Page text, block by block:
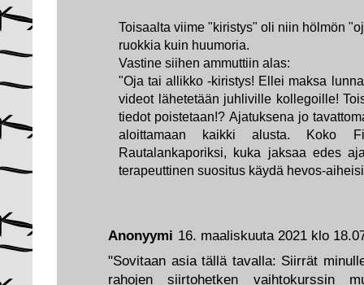
Anonyymi 16. maaliskuuta 2021 klo
"Sovitaan asia tällä tavalla: Siirrät
rahojen siirtohetken vaihtokurssin
Toisaalta viime "kiristys" oli niin hölmön
ruokkia kuin huumoria.
Vastine siihen ammuttiin alas:
"Oja tai allikko -kiristys! Ellei maksa
videot lähetetään juhliville kollegoille!
tiedot poistetaan!? Ajatuksena jo
aloittamaan kaikki alusta. Koko
Rautalankaporiksi, kuka jaksaa edes
terapeuttinen suositus käydä hevos-